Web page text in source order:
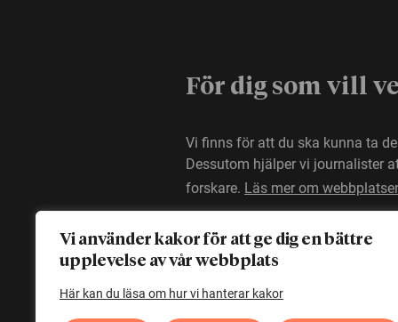
Vi använder kakor för att ge dig en bättre
upplevelse av vår webbplats
Här kan du läsa om hur vi hanterar kakor
För dig som vill
Vi finns för att du ska kunna ta
Dessutom hjälper vi journalister
forskare. Läs mer om